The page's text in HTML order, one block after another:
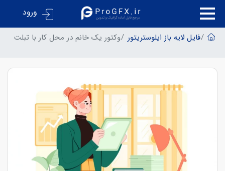
ورود
فایل لایه باز ایلوستریتور وکتور یک خانم در محل کار با تبلت